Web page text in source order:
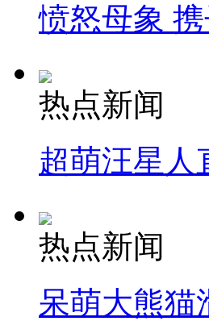
愤怒母象
热点新闻
超萌汪星人
热点新闻
呆萌大熊猫